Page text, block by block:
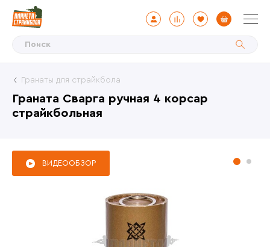
Граната Сварга ручная 4 корсар
страйкбольная
Гранаты для страйкбола
ВИДЕООБЗОР